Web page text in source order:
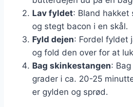
Lav fyldet: Bland hakket
og stegt bacon i en skål.
Fyld dejen: Fordel fyldet
og fold den over for at
Bag skinkestangen:
grader i ca. 20-25
er gylden og sprød.